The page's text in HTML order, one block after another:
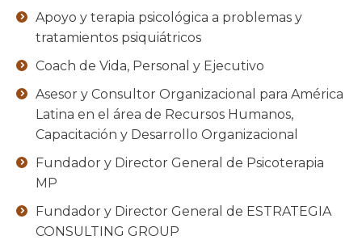
Apoyo y terapia psicológica a problemas y
tratamientos psiquiátricos
Coach de Vida, Personal y Ejecutivo
Asesor y Consultor Organizacional para América
Latina en el área de Recursos Humanos,
Capacitación y Desarrollo Organizacional
Fundador y Director General de Psicoterapia
MP
Fundador y Director General de ESTRATEGIA
CONSULTING GROUP